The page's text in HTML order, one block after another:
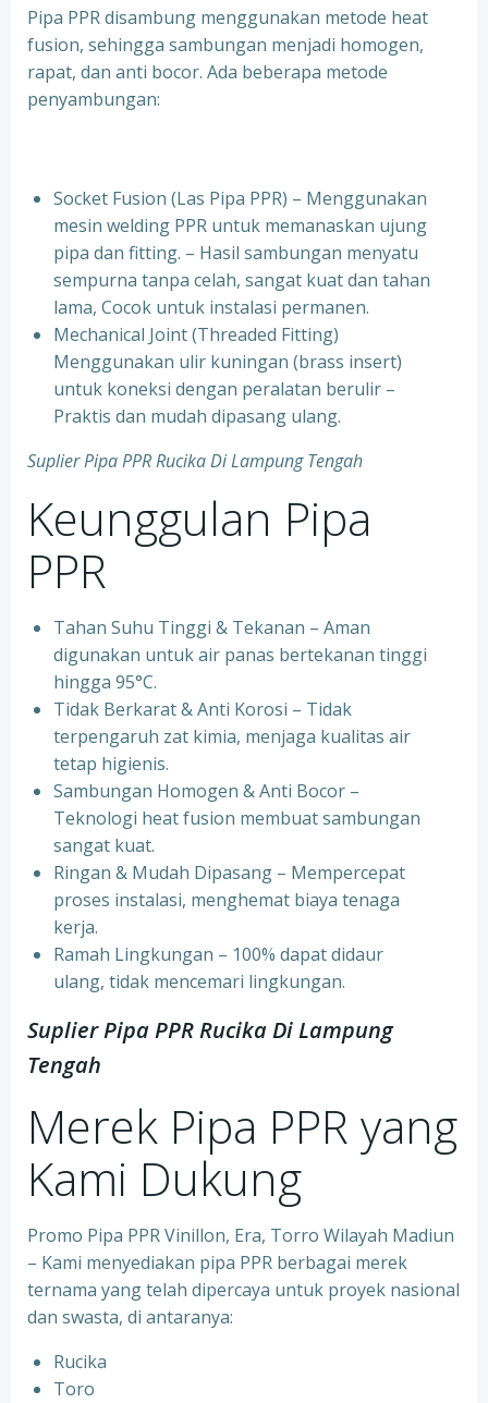
Pipa PPR disambung menggunakan metode heat
fusion, sehingga sambungan menjadi homogen,
rapat, dan anti bocor. Ada beberapa metode
penyambungan:
Socket Fusion (Las Pipa PPR) – Menggunakan
mesin welding PPR untuk memanaskan ujung
pipa dan fitting. – Hasil sambungan menyatu
sempurna tanpa celah, sangat kuat dan tahan
lama, Cocok untuk instalasi permanen.
⁠Mechanical Joint (Threaded Fitting)
Menggunakan ulir kuningan (brass insert)
untuk koneksi dengan peralatan berulir –
Praktis dan mudah dipasang ulang.
Suplier Pipa PPR Rucika Di Lampung Tengah
Keunggulan Pipa
PPR
Tahan Suhu Tinggi & Tekanan – Aman
digunakan untuk air panas bertekanan tinggi
hingga 95°C.
⁠Tidak Berkarat & Anti Korosi – Tidak
terpengaruh zat kimia, menjaga kualitas air
tetap higienis.
⁠Sambungan Homogen & Anti Bocor –
Teknologi heat fusion membuat sambungan
sangat kuat.
⁠Ringan & Mudah Dipasang – Mempercepat
proses instalasi, menghemat biaya tenaga
kerja.
⁠Ramah Lingkungan – 100% dapat didaur
ulang, tidak mencemari lingkungan.
Suplier Pipa PPR Rucika Di Lampung
Tengah
Merek Pipa PPR yang
Kami Dukung
Promo Pipa PPR Vinillon, Era, Torro Wilayah Madiun
– Kami menyediakan pipa PPR berbagai merek
ternama yang telah dipercaya untuk proyek nasional
dan swasta, di antaranya:
Rucika
⁠Toro